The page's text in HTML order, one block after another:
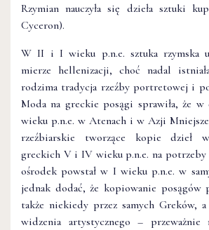
Rzymian nauczyła się dzieła sztuki
Cyceron).
W II i I wieku p.n.e. sztuka rzymska
mierze hellenizacji, choć nadal
rodzima tradycja rzeźby portretowej i
Moda na greckie posągi sprawiła, że
wieku p.n.e. w Atenach i w Azji
rzeźbiarskie tworzące kopie dzieł
greckich V i IV wieku p.n.e. na potrzeby
ośrodek powstał w I wieku p.n.e. w
jednak dodać, że kopiowanie posągów
także niekiedy przez samych Greków,
widzenia artystycznego – przeważnie